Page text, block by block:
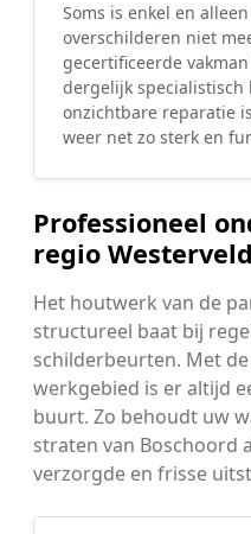
Soms is enkel en
overschilderen niet
gecertificeerde
dergelijk
onzichtbare reparatie
weer net zo sterk en
Professioneel
regio Westerveld
Het houtwerk van de
structureel baat bij
schilderbeurten. Met
werkgebied is er altijd
buurt. Zo behoudt uw
straten van Boschoord
verzorgde en frisse